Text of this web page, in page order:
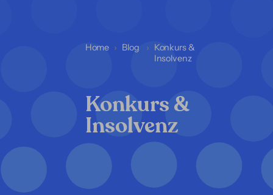
Home Blog
Konkurs &
Insolvenz
Konkurs &
Insolvenz